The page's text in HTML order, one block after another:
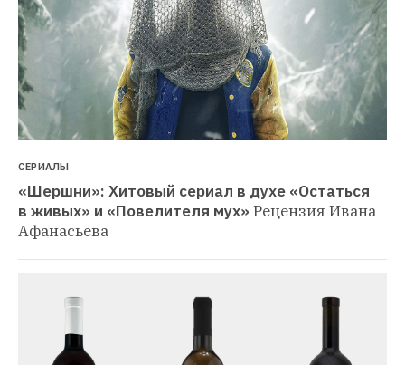
СЕРИАЛЫ
«Шершни»: Хитовый сериал в духе «Остаться
в живых» и «Повелителя мух» Рецензия Ивана
Афанасьева